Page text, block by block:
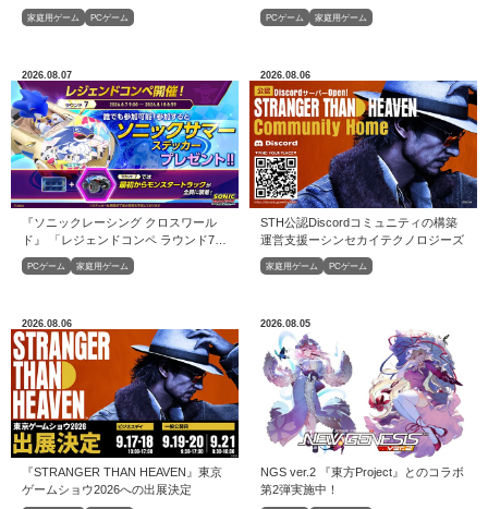
家庭用ゲーム PCゲーム
ムプレイトレーラーが公開
PCゲーム 家庭用ゲーム
2026.08.07
PCゲーム 家庭用ゲーム
『ソニックレーシング クロスワール
ド』 「レジェンドコンペ ラウンド7」
開催！
2026.08.06
家庭用ゲーム PCゲーム
STH公認Discordコミュニティの構築
運営⽀援ーシンセカイテクノロジーズ
2026.08.06
『STRANGER THAN HEAVEN』東京
ゲームショウ2026への出展決定
2026.08.05
NGS ver.2 『東方Project』とのコラボ
第2弾実施中！